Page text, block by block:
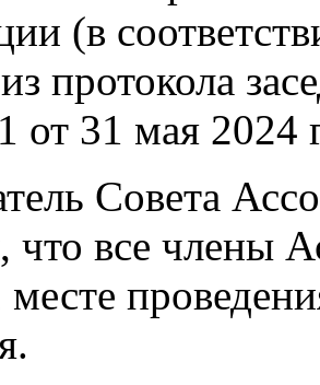
(в
протокола
31 мая 2024
Совета
что все члены